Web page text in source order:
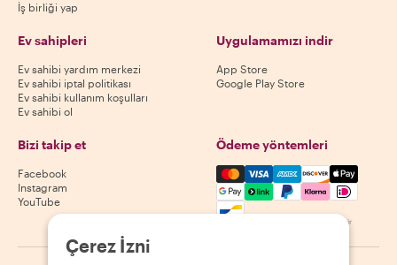
İş birliği yap
Ev sahipleri
Ev sahibi yardım merkezi
Ev sahibi iptal politikası
Ev sahibi kullanım koşulları
Ev sahibi ol
Uygulamamızı indir
App Store
Google Play Store
Bizi takip et
Facebook
Instagram
YouTube
Ödeme yöntemleri
Mastercard, Visa, Amex,
Kullanılabilirlik destinasyona göre değişir
Çerez İzni